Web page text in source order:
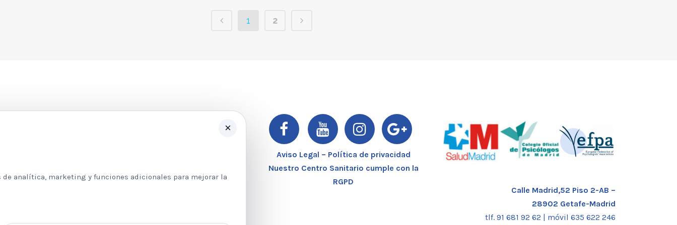
1 2
Aviso Legal – Política de privacidad
Nuestro Centro Sanitario cumple con la
RGPD
Calle Madrid,52 Piso 2-AB –
28902 Getafe-Madrid
tlf. 91 681 92 62 | móvil 635 622 246
×
analítica, marketing y funciones adicionales para mejorar la